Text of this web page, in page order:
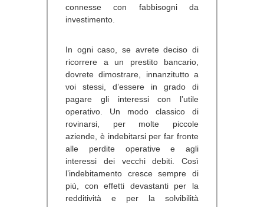
connesse con fabbisogni da
investimento.
In ogni caso, se avrete deciso di
ricorrere a un prestito bancario,
dovrete dimostrare, innanzitutto a
voi stessi, d’essere in grado di
pagare gli interessi con l’utile
operativo. Un modo classico di
rovinarsi, per molte piccole
aziende, è indebitarsi per far fronte
alle perdite operative e agli
interessi dei vecchi debiti. Così
l’indebitamento cresce sempre di
più, con effetti devastanti per la
redditività e per la solvibilità